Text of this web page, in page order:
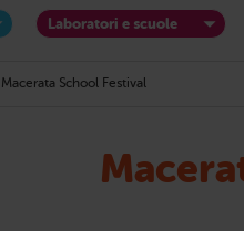
Laboratori e scuole
Macerata School Festival